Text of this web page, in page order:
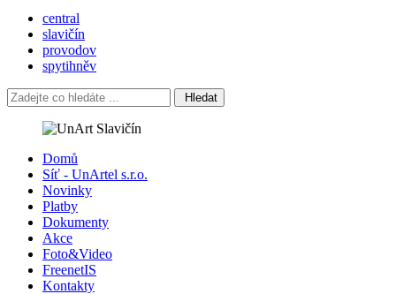
central
slavičín
provodov
spytihněv
Hledat
Domů
Síť - UnArtel s.r.o.
Novinky
Platby
Dokumenty
Akce
Foto&Video
FreenetIS
Kontakty